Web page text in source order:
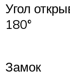
Угол
180°
Замок